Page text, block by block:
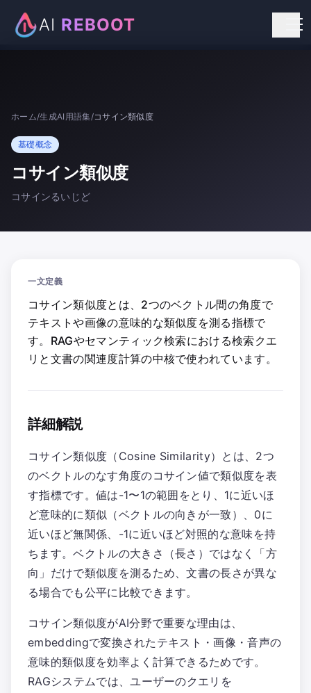
AI REBOOT
お知らせ
お問い合わせ
ホーム/生成AI用語集/コサイン類似度
基礎概念
コサイン類似度
コサインるいじど
一文定義
コサイン類似度とは、2つのベクトル間の角度で
テキストや画像の意味的な類似度を測る指標で
す。RAGやセマンティック検索における検索クエ
リと文書の関連度計算の中核で使われています。
詳細解説
コサイン類似度（Cosine Similarity）とは、2つ
のベクトルのなす角度のコサイン値で類似度を表
す指標です。値は-1〜1の範囲をとり、1に近いほ
ど意味的に類似（ベクトルの向きが一致）、0に
近いほど無関係、-1に近いほど対照的な意味を持
ちます。ベクトルの大きさ（長さ）ではなく「方
向」だけで類似度を測るため、文書の長さが異な
る場合でも公平に比較できます。
コサイン類似度がAI分野で重要な理由は、
embeddingで変換されたテキスト・画像・音声の
意味的類似度を効率よく計算できるためです。
RAGシステムでは、ユーザーのクエリを